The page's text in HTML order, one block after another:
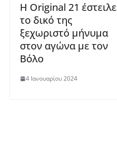
Η Original 21 έστειλε
το δικό της
ξεχωριστό μήνυμα
στον αγώνα με τον
Βόλο
4 Ιανουαρίου 2024